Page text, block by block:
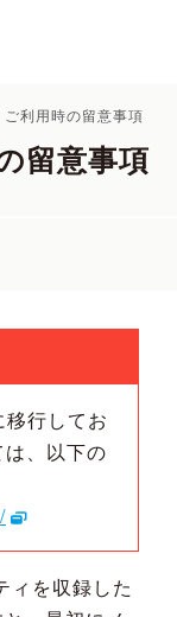
利用時の留意事項
留意事項
行してお
、以下の
ィを収録した